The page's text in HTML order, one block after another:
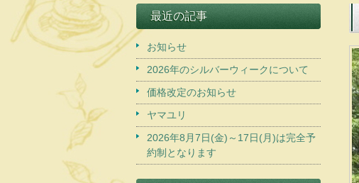
最近の記事
お知らせ
2026年のシルバーウィークについて
価格改定のお知らせ
ヤマユリ
2026年8月7日(金)～17日(月)は完全予
約制となります